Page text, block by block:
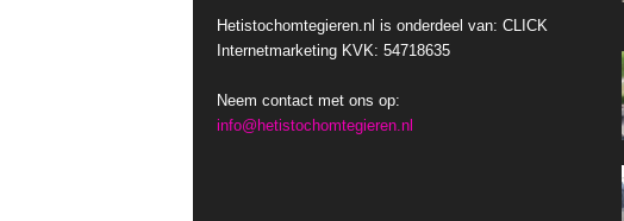
Hetistochomtegieren.nl is onderdeel van: CLICK
Internetmarketing KVK: 54718635
Neem contact met ons op:
info@hetistochomtegieren.nl